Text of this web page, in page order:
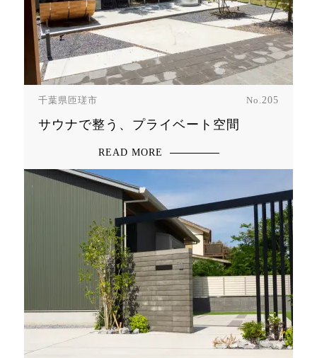
千葉県匝瑳市 No. 205
サウナで整う、プライベート空間
READ MORE